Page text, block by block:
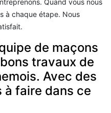
à chaque étape. Nous
de maçons
travaux de
Avec des
à faire dans ce